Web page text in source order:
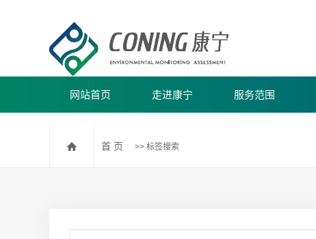
网站首页 走进康宁
公司团建
服务范围
海洋沉积物监测
首 页 >> 标签搜索